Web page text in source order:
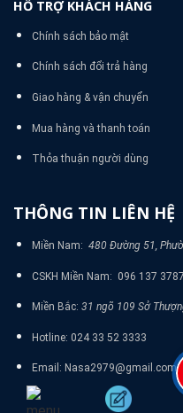
HỖ TRỢ KHÁCH HÀNG
Chính sách bảo mật
Chính sách đổi trả hàng
Giao hàng & vận chuyển
Mua hàng và thanh toán
Thỏa thuận người dùng
THÔNG TIN LIÊN HỆ
Miền Nam: 480 Đường 51,
CSKH Miền Nam: 096 137 3787
Miền Bắc: 31 ngõ 109 Sở
Hotline: 024 33 52 3333
Email: Nasa2979@gmail.com